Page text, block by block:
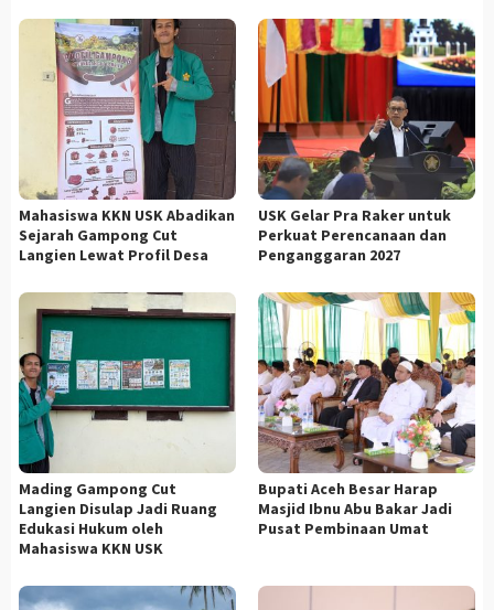
Mahasiswa KKN USK Abadikan
Sejarah Gampong Cut
Langien Lewat Profil Desa
USK Gelar Pra Raker untuk
Perkuat Perencanaan dan
Penganggaran 2027
Mading Gampong Cut
Langien Disulap Jadi Ruang
Edukasi Hukum oleh
Mahasiswa KKN USK
Bupati Aceh Besar Harap
Masjid Ibnu Abu Bakar Jadi
Pusat Pembinaan Umat